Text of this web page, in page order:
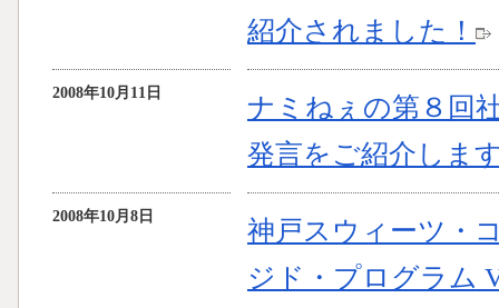
紹介されました！
2008年10月11日
ナミねぇの第８回
発言をご紹介しま
2008年10月8日
神戸スウィーツ・
ジド・プログラム